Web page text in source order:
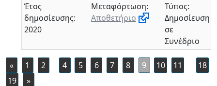
Έτος
δημοσίευσης:
2020
Μεταφόρτωση:
Αποθετήριο
Τύπος:
Δημοσίευση
σε
Συνέδριο
« 1 2 4 5 6 7 8 9 10 11
18
19
»